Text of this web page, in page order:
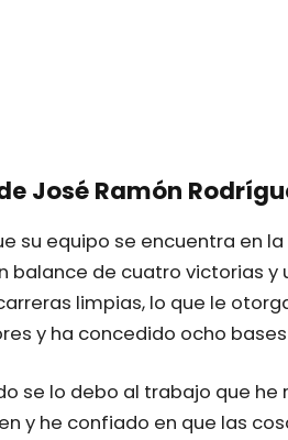
José Ramón
su equipo se encuentra en
balance de cuatro victorias y
limpias, lo que le
y ha concedido ocho
se lo debo al trabajo que
y he confiado en que las